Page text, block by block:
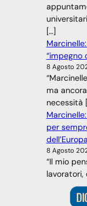
[…]
“impegno
8 Agosto
ma
necessità
per
8 Agosto
“Il mio
lavoratori,